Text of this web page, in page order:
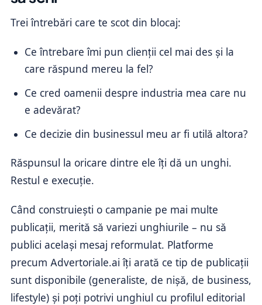
Trei întrebări care te scot din blocaj:
Ce întrebare îmi pun clienții cel mai des și la
care răspund mereu la fel?
Ce cred oamenii despre industria mea care nu
e adevărat?
Ce decizie din businessul meu ar fi utilă altora?
Răspunsul la oricare dintre ele îți dă un unghi.
Restul e execuție.
Când construiești o campanie pe mai multe
publicații, merită să variezi unghiurile – nu să
publici același mesaj reformulat. Platforme
precum Advertoriale.ai îți arată ce tip de publicații
sunt disponibile (generaliste, de nișă, de business,
lifestyle) și poți potrivi unghiul cu profilul editorial